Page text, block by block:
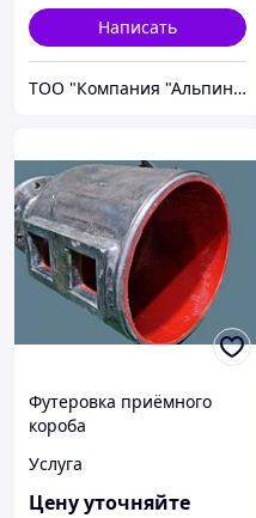
Написать
ТОО "Компания "Альпинист-Пром"
Футеровка приёмного
короба
Услуга
Цену уточняйте